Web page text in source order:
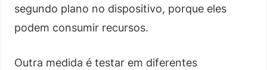
segundo plano no dispositivo, porque eles
podem consumir recursos.
Outra medida é testar em diferentes